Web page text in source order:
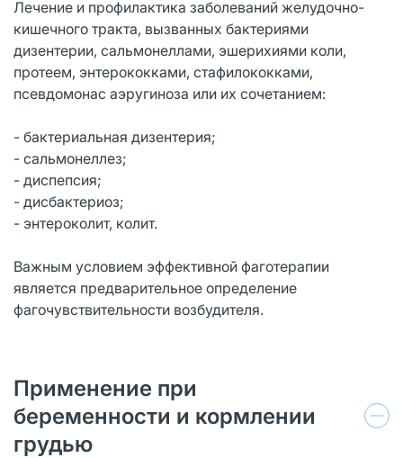
Лечение и профилактика заболеваний желудочно-
кишечного тракта, вызванных бактериями
дизентерии, сальмонеллами, эшерихиями коли,
протеем, энтерококками, стафилококками,
псевдомонас аэругиноза или их сочетанием:
- бактериальная дизентерия;
- сальмонеллез;
- диспепсия;
- дисбактериоз;
- энтероколит, колит.
Важным условием эффективной фаготерапии
является предварительное определение
фагочувствительности возбудителя.
Применение при
беременности и кормлении
грудью